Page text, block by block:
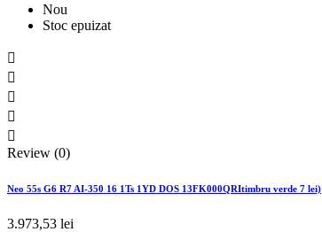
Nou
Stoc epuizat





Review (0)
Neo 55s G6 R7 AI-350 16 1Ts 1YD DOS 13FK000QRItimbru verde 7 lei)
3.973,53 lei